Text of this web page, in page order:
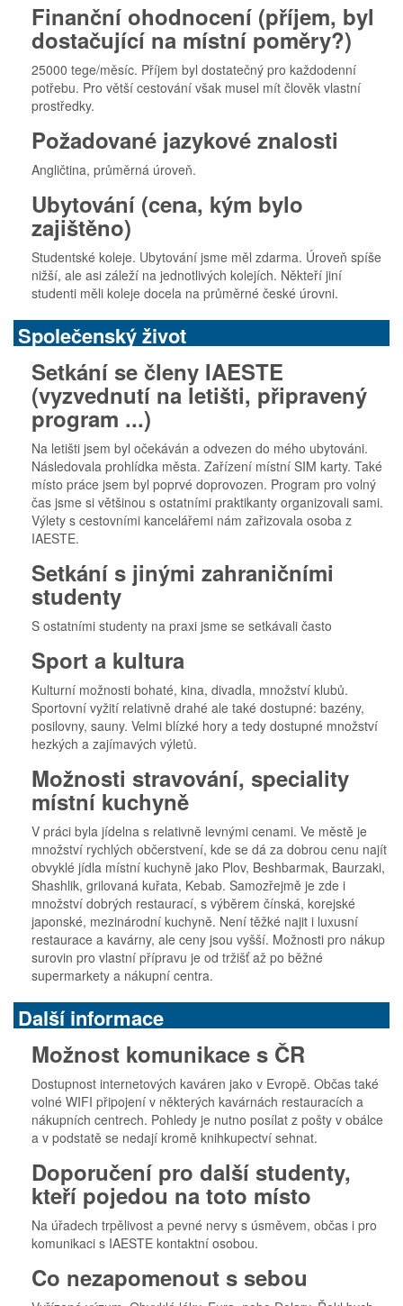
Finanční ohodnocení (příjem, byl
dostačující na místní poměry?)
25000 tege/měsíc. Příjem byl dostatečný pro každodenní
potřebu. Pro větší cestování však musel mít člověk vlastní
prostředky.
Požadované jazykové znalosti
Angličtina, průměrná úroveň.
Ubytování (cena, kým bylo
zajištěno)
Studentské koleje. Ubytování jsme měl zdarma. Úroveň spíše
nižší, ale asi záleží na jednotlivých kolejích. Někteří jiní
studenti měli koleje docela na průměrné české úrovni.
Společenský život
Setkání se členy IAESTE
(vyzvednutí na letišti, připravený
program ...)
Na letišti jsem byl očekáván a odvezen do mého ubytováni.
Následovala prohlídka města. Zařízení místní SIM karty. Také
místo práce jsem byl poprvé doprovozen. Program pro volný
čas jsme si většinou s ostatními praktikanty organizovali sami.
Výlety s cestovními kancelářemi nám zařizovala osoba z
IAESTE.
Setkání s jinými zahraničními
studenty
S ostatními studenty na praxi jsme se setkávali často
Sport a kultura
Kulturní možnosti bohaté, kina, divadla, množství klubů.
Sportovní vyžití relativně drahé ale také dostupné: bazény,
posilovny, sauny. Velmi blízké hory a tedy dostupné množství
hezkých a zajímavých výletů.
Možnosti stravování, speciality
místní kuchyně
V práci byla jídelna s relativně levnými cenami. Ve městě je
množství rychlých občerstvení, kde se dá za dobrou cenu najít
obvyklé jídla místní kuchyně jako Plov, Beshbarmak, Baurzaki,
Shashlik, grilovaná kuřata, Kebab. Samozřejmě je zde i
množství dobrých restaurací, s výběrem čínská, korejské
japonské, mezinárodní kuchyně. Není těžké najit i luxusní
restaurace a kavárny, ale ceny jsou vyšší. Možnosti pro nákup
surovin pro vlastní přípravu je od tržišť až po běžné
supermarkety a nákupní centra.
Další informace
Možnost komunikace s ČR
Dostupnost internetových kaváren jako v Evropě. Občas také
volné WIFI připojení v některých kavárnách restauracích a
nákupních centrech. Pohledy je nutno posílat z pošty v obálce
a v podstatě se nedají kromě knihkupectví sehnat.
Doporučení pro další studenty,
kteří pojedou na toto místo
Na úřadech trpělivost a pevné nervy s úsměvem, občas i pro
komunikaci s IAESTE kontaktní osobou.
Co nezapomenout s sebou